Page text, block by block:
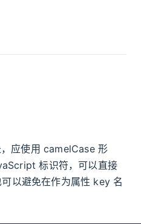
应使用 camelCase 形
标识符，可以直接
以避免在作为属性 key 名